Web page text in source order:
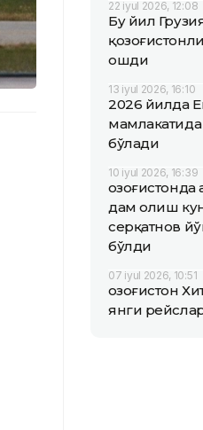
22 iyul 2026, 12:08
Бу йил
ошди
13 iyul 2026, 16:10
2026 йилда
бўлади
10 iyul 2026, 16:39
дам олиш
серқатнов
бўлди
07 iyul 2026, 10:51
Қозоғистон
янги